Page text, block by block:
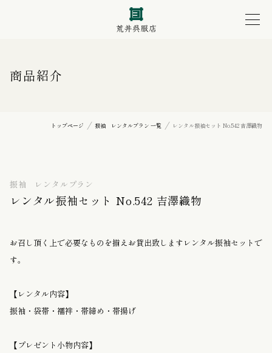
商品紹介
トップページ 振袖 レンタルプラン 一覧 レンタル振袖セット No.542 吉澤織物
振袖 レンタルプラン
レンタル振袖セット No.542 吉澤織物
お召し頂く上で必要なものを揃えお貸出致しますレンタル振袖セットで
す。
【レンタル内容】
振袖・袋帯・襦袢・帯締め・帯揚げ
【プレゼント小物内容】